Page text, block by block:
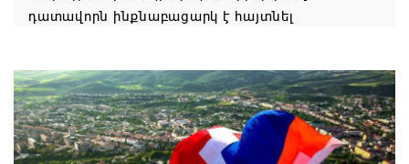
դատավորն ինքնաբացարկ է հայտնել
Թուրքիան, Սաուդյան Արաբիան և Պակիստանը
ռազմական դաշինք ստեղծելու մասին
համաձայնագիր են ստորագրել